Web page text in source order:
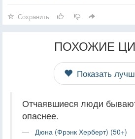
Сохранить
ПОХОЖИЕ
Показать
Отчаявшиеся люди
опаснее.
Дюна (Фрэнк Херберт) (50+)